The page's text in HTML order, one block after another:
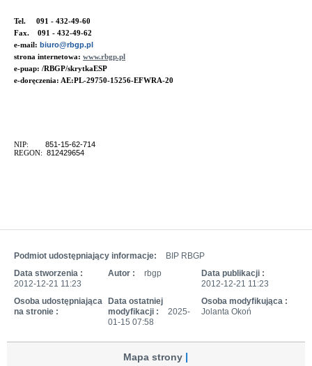
Tel. 091 - 432-49-60
Fax. 091 - 432-49-62
e-mail: biuro@rbgp.pl
strona internetowa: www.rbgp.pl
e-puap: /RBGP/skrytkaESP
e-doręczenia: AE:PL-29750-15256-EFWRA-20
NIP:
851-15-62-714
REGON: 812429654
Podmiot udostępniający informacje:
BIP RBGP
Data stworzenia :
2012-12-21 11:23
Autor : rbgp
Data publikacji :
2012-12-21 11:23
Osoba udostępniająca
na stronie :
Data ostatniej
modyfikacji :
2025-
01-15 07:58
Osoba modyfikująca :
Jolanta Okoń
Mapa strony